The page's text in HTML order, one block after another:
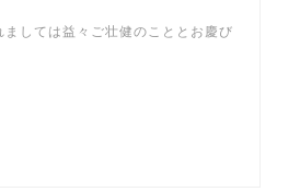
しては益々ご壮健のこととお慶び